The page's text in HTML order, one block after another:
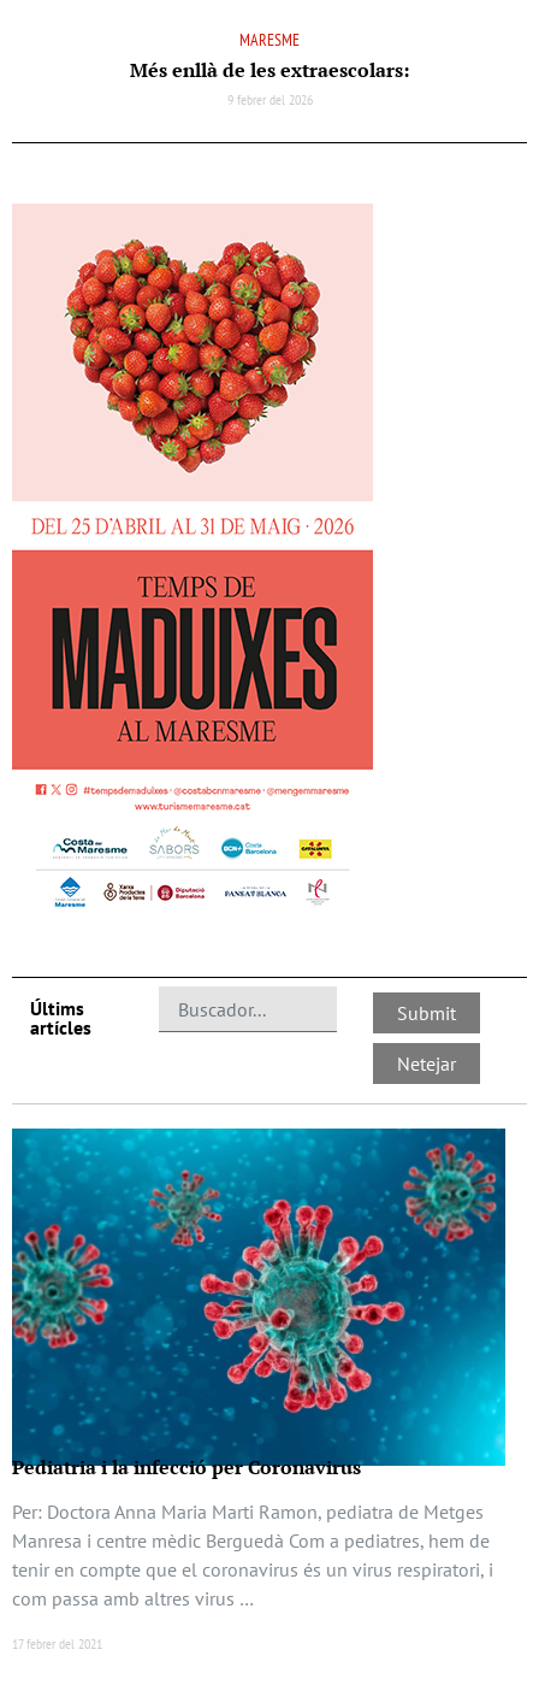
MARESME
Més enllà de les extraescolars:
9 febrer del 2026
Últims
artícles
Pediatria i la infecció per Coronavirus
Per: Doctora Anna Maria Marti Ramon, pediatra de Metges
Manresa i centre mèdic Berguedà Com a pediatres, hem de
tenir en compte que el coronavirus és un virus respiratori, i
com passa amb altres virus …
17 febrer del 2021